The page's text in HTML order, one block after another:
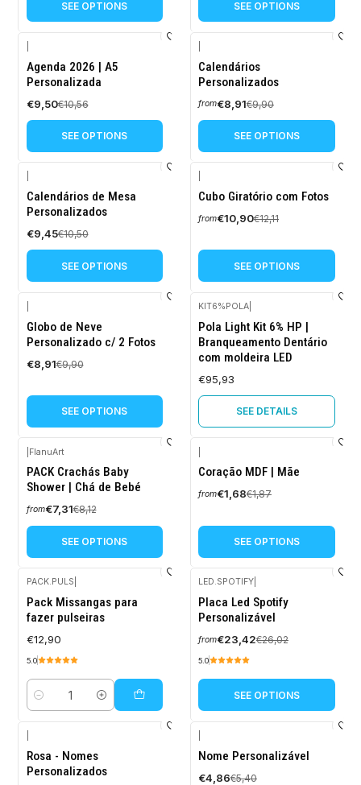
SEE OPTIONS SEE OPTIONS
-10%
OFF
Agenda 2026 | A5
Personalizada
€9,50€10,56
SEE OPTIONS
-10%
OFF
Calendários
Personalizados
from€8,91€9,90
SEE OPTIONS
-10%
OFF
Calendários de Mesa
Personalizados
€9,45€10,50
SEE OPTIONS
-10%
OFF
Cubo Giratório com Fotos
from€10,90€12,11
SEE OPTIONS
-10%
OFF
Globo de Neve
Personalizado c/ 2 Fotos
€8,91€9,90
SEE OPTIONS
KIT6%POLA
Pola Light Kit 6% HP |
Branqueamento Dentário
com moldeira LED
€95,93
SEE DETAILS
-10%
OFF
FlanuArt
PACK Crachás Baby
Shower | Chá de Bebé
from€7,31€8,12
SEE OPTIONS
-10%
OFF
Coração MDF | Mãe
from€1,68€1,87
SEE OPTIONS
PACK.PULS
Pack Missangas para
fazer pulseiras
€12,90
5.0
Quantity
-10%
OFF
LED.SPOTIFY
Placa Led Spotify
Personalizável
from€23,42€26,02
5.0
SEE OPTIONS
-10%
OFF
Rosa - Nomes
Personalizados
-10%
OFF
Nome Personalizável
€4,86€5,40